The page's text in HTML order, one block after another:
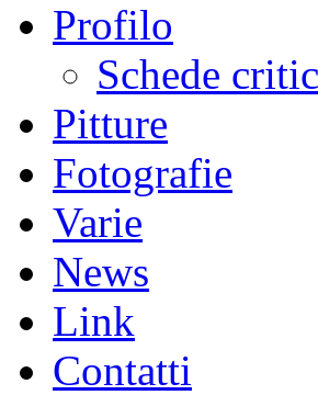
Profilo
Schede
Pitture
Fotografie
Varie
News
Link
Contatti